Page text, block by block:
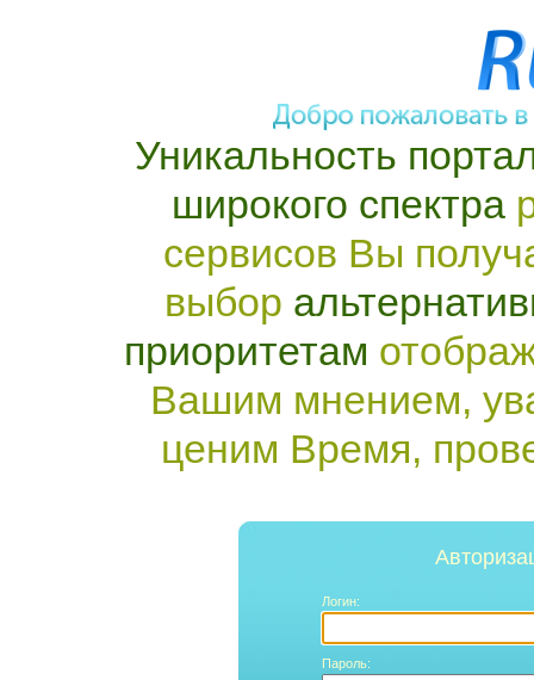
Уникальность
широкого спектра
сервисов Вы
выбор
приоритетам
Вашим мнением,
ценим Время,
Логин:
Пароль: